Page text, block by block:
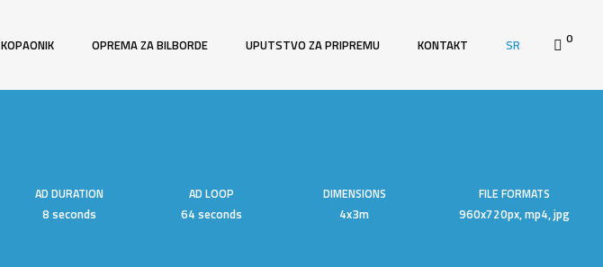
KOPAONIK OPREMA ZA BILBORDE UPUTSTVO ZA PRIPREMU KONTAKT SR 0
AD DURATION
8 seconds
AD LOOP
64 seconds
DIMENSIONS
4x3m
FILE FORMATS
960x720px, mp4, jpg